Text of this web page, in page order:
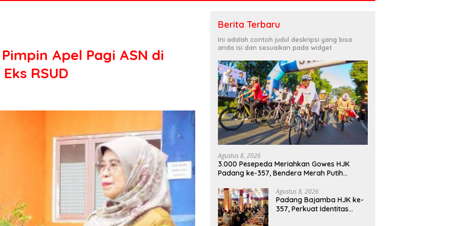
Apel Pagi ASN di
RSUD
Berita Terbaru
Ini adalah contoh judul deskripsi yang bisa
anda isi dan sesuaikan pada widget
Agustus 8, 2026
3.000 Pesepeda Meriahkan Gowes HJK
Padang ke-357, Bendera Merah Putih
Agustus 8, 2026
Padang Bajamba HJK ke-
357, Perkuat Identitas